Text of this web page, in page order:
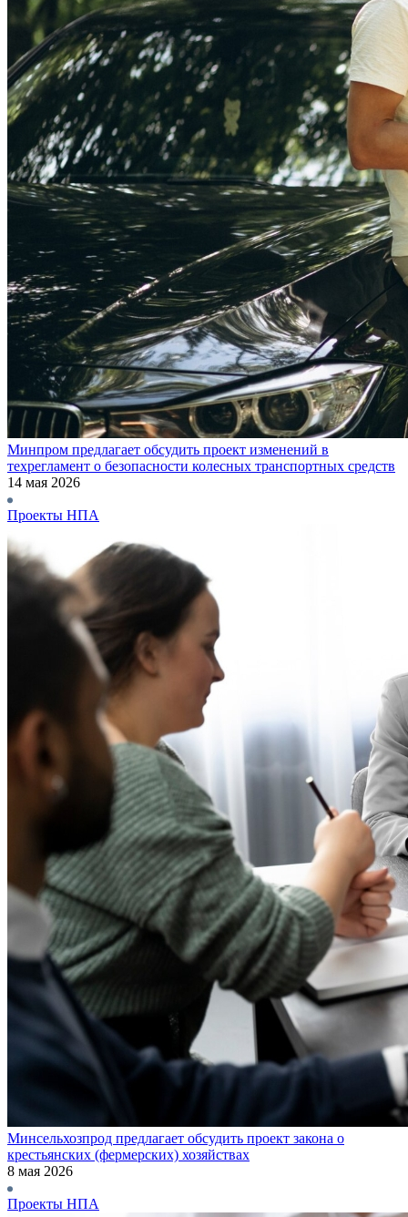
Минпром предлагает обсудить проект изменений в
техрегламент о безопасности колесных транспортных средств
14 мая 2026
Проекты НПА
Минсельхозпрод предлагает обсудить проект закона о
крестьянских (фермерских) хозяйствах
8 мая 2026
Проекты НПА